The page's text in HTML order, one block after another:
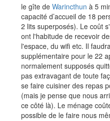
le gîte de Warincthun à 5
capacité d’accueil de 18
2 lits superposés). Le coût
ont l'habitude de recevoir
l'espace, du wifi etc. Il
supplémentaire pour le 22
normalement supposés
pas extravagant de toute
se faire cuisiner des repas
(mais je pense que nous
ce côté là). Le ménage
possible de le faire nous